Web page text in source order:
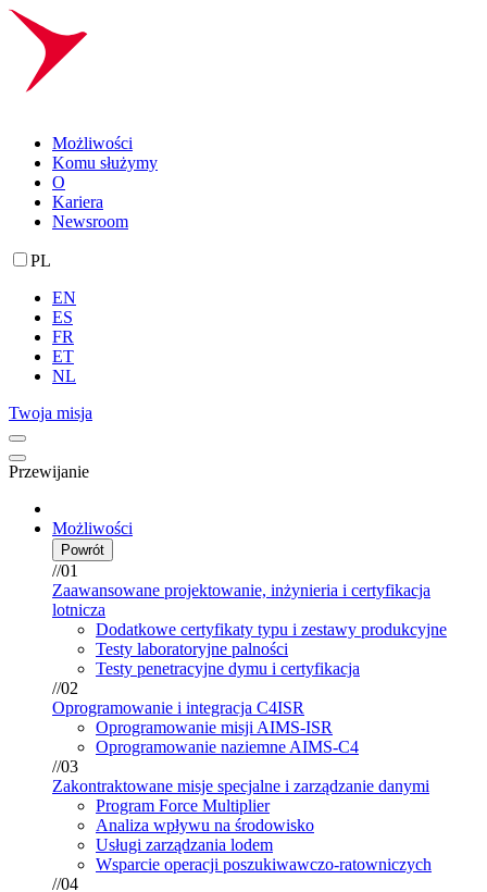
Możliwości
Komu służymy
O
Kariera
Newsroom
PL
EN
ES
FR
ET
NL
Twoja misja
Przewijanie
Możliwości
Powrót
//01
Zaawansowane projektowanie, inżynieria i certyfikacja
lotnicza
Dodatkowe certyfikaty typu i zestawy produkcyjne
Testy laboratoryjne palności
Testy penetracyjne dymu i certyfikacja
//02
Oprogramowanie i integracja C4ISR
Oprogramowanie misji AIMS-ISR
Oprogramowanie naziemne AIMS-C4
//03
Zakontraktowane misje specjalne i zarządzanie danymi
Program Force Multiplier
Analiza wpływu na środowisko
Usługi zarządzania lodem
Wsparcie operacji poszukiwawczo-ratowniczych
//04